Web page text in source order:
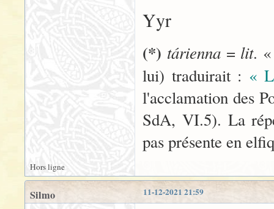
Yyr
(*) tárienna= lit.
lui) traduirait : «
l'acclamation des
SdA, VI.5). La
pas présente en
Hors ligne
11-12-2021 21:59
Silmo